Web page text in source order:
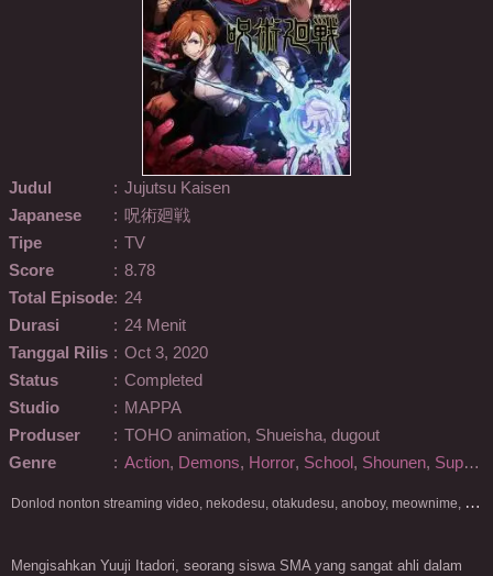
Judul : Jujutsu Kaisen
Japanese
: 呪術廻戦
Tipe
: TV
Score
: 8.78
Total Episode: 24
Durasi
: 24 Menit
Tanggal Rilis : Oct 3, 2020
Status
: Completed
Studio
: MAPPA
Produser
: TOHO animation, Shueisha, dugout
Genre
: Action, Demons, Horror, School , Shounen, Supernatural
D
onlod nonton streaming video, nekodesu, otakudesu, anoboy, meownime, anitoki, meguminime, melody, oploverz, anoboy, nimegami, unduh, riie net, drivenime, myanimelist, MAL, kusonime, neonime, bstation, maxnime, Netflix, animeindo, anichin, crunchyroll, neonime, samehadaku, streaming, otakupoi, awsubs, anibatch, anikyojin, nekonime, kurogaze, zippyshare, vidio google drive, Muse Indonesia, kazefuri, iQIYI, Viu, Ani-One Asia, Animenonton, Otaku desu, Mangaku, Anibatch,Vidio, Genflix, Amazon Prime Video, 3GP, Mp4, 240p, Terlengkap.
Mengisahkan Yuuji Itadori, seorang siswa SMA yang sangat ahli dalam